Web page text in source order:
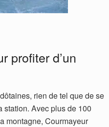
profiter d’un
rien de tel que de se
station. Avec plus de 100
montagne, Courmayeur